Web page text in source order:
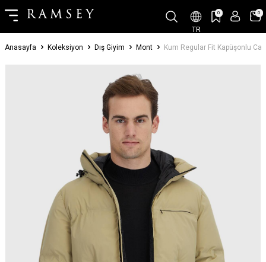
TR
0 0
Anasayfa Koleksiyon Dış Giyim Mont Kum Regular Fit Kapüşonlu